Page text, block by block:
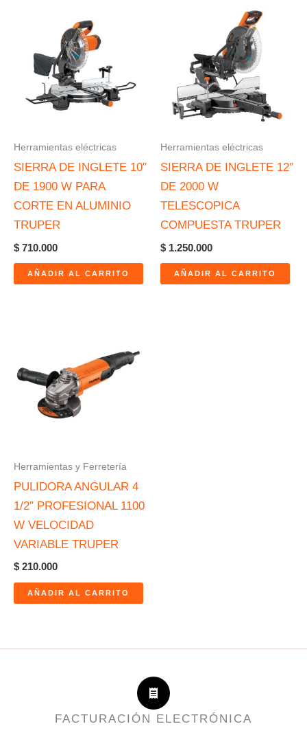
Herramientas eléctricas
SIERRA DE INGLETE 10″
DE 1900 W PARA
CORTE EN ALUMINIO
TRUPER
$ 710.000
AÑADIR AL CARRITO
Herramientas eléctricas
SIERRA DE INGLETE 12″
DE 2000 W
TELESCOPICA
COMPUESTA TRUPER
$ 1.250.000
AÑADIR AL CARRITO
Herramientas y Ferretería
PULIDORA ANGULAR 4
1/2″ PROFESIONAL 1100
W VELOCIDAD
VARIABLE TRUPER
$ 210.000
AÑADIR AL CARRITO
FACTURACIÓN ELECTRÓNICA